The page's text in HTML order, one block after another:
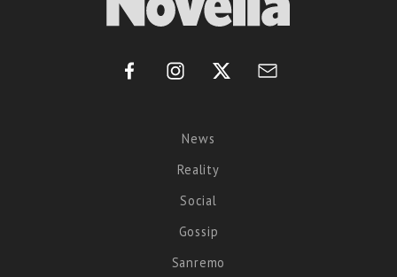
News
Reality
Social
Gossip
Sanremo